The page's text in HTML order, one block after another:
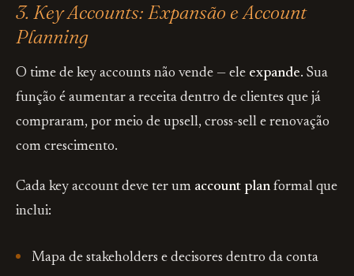
3. Key Accounts: Expansão e Account
Planning
O time de key accounts não vende — ele expande. Sua
função é aumentar a receita dentro de clientes que já
compraram, por meio de upsell, cross-sell e renovação
com crescimento.
Cada key account deve ter um account planformal que
inclui:
Mapa de stakeholders e decisores dentro da conta